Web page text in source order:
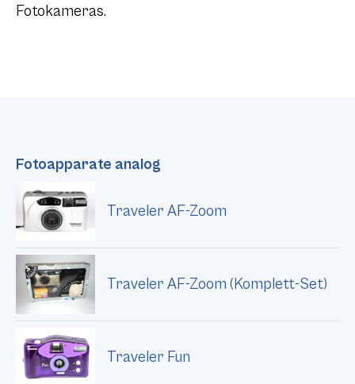
Fotokameras.
Fotoapparate analog
Traveler AF-Zoom
Traveler AF-Zoom (Komplett-Set)
Traveler Fun